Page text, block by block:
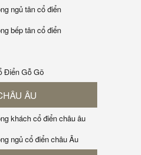
ngủ tân cổ điển
bếp tân cổ điển
Điển Gỗ Gõ
ÂU
khách cổ điển châu âu
ngủ cổ điển châu Âu